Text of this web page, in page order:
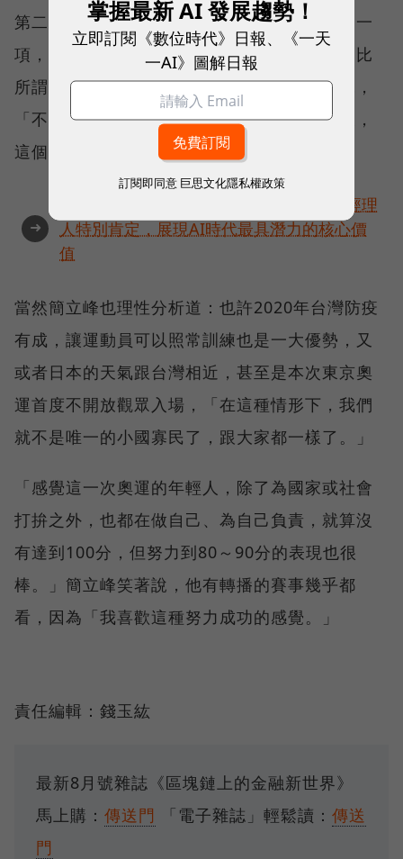
第二，則是一個新世代的翻轉。運動只是其中一
項，「台灣年輕人的價值觀、努力的意志力，比
所謂的『小確幸』還要強上很多。」簡立峰說，
「不只在體育，其實在數位產業也有這種現象，
這個世代的年輕人正在翻轉不同的領域。」
➜
角逐100 MVP盛典雙重榮耀！國際品牌X經理
人特別肯定，展現AI時代最具潛力的核心價
值
當然簡立峰也理性分析道：也許2020年台灣防疫
有成，讓運動員可以照常訓練也是一大優勢，又
或者日本的天氣跟台灣相近，甚至是本次東京奧
運首度不開放觀眾入場，「在這種情形下，我們
就不是唯一的小國寡民了，跟大家都一樣了。」
「感覺這一次奧運的年輕人，除了為國家或社會
打拚之外，也都在做自己、為自己負責，就算沒
有達到100分，但努力到80～90分的表現也很
棒。」簡立峰笑著說，他有轉播的賽事幾乎都
看，因為「我喜歡這種努力成功的感覺。」
責任編輯：錢玉紘
最新8月號雜誌《區塊鏈上的金融新世界》
馬上購： 傳送門 「電子雜誌」輕鬆讀： 傳送
門
掌握最新 AI 發展趨勢！
立即訂閱《數位時代》日報、《一天
一AI》圖解日報
訂閱即同意 巨思文化隱私權政策